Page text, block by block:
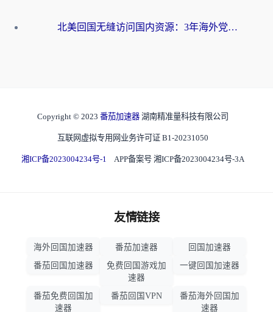
北美回国无缝访问国内资源：3年海外党亲测的加速器选择指南
Copyright © 2023 番茄加速器 湖南精准量科技有限公司
互联网虚拟专用网业务许可证 B1-20231050
湘ICP备2023004234号-1 APP备案号 湘ICP备2023004234号-3A
友情链接
海外回国加速器 番茄加速器
回国加速器
番茄回国加速器
免费回国游戏加
速器
一键回国加速器
番茄免费回国加
速器
番茄回国VPN
番茄海外回国加
速器